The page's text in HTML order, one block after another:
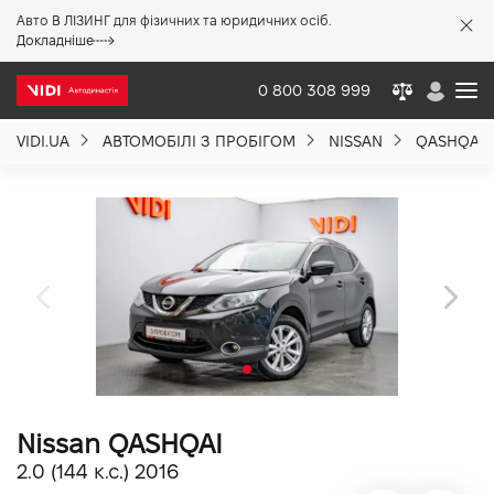
Авто В ЛІЗИНГ для фізичних та юридичних осіб.
Докладніше
0 800 308 999
VIDI.UA АВТОМОБІЛІ З ПРОБІГОМ NISSAN QASHQAI
Nissan QASHQAI
2.0 (144 к.с.) 2016
Новини
Політика якості
Вакансії